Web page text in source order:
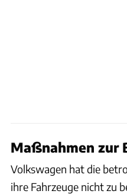
Maßnahmen zur
Volkswagen hat die
ihre Fahrzeuge nicht zu